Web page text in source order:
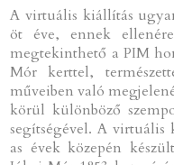
A virtuális kiállítás
öt éve, ennek
megtekinthető a PIM
Mór kerttel,
műveiben való
körül különböző
segítségével. A virtuális
as évek közepén